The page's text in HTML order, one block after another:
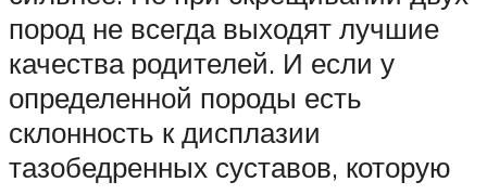
пород не всегда выходят лучшие
качества родителей. И если у
определенной породы есть
склонность к дисплазии
тазобедренных суставов, которую